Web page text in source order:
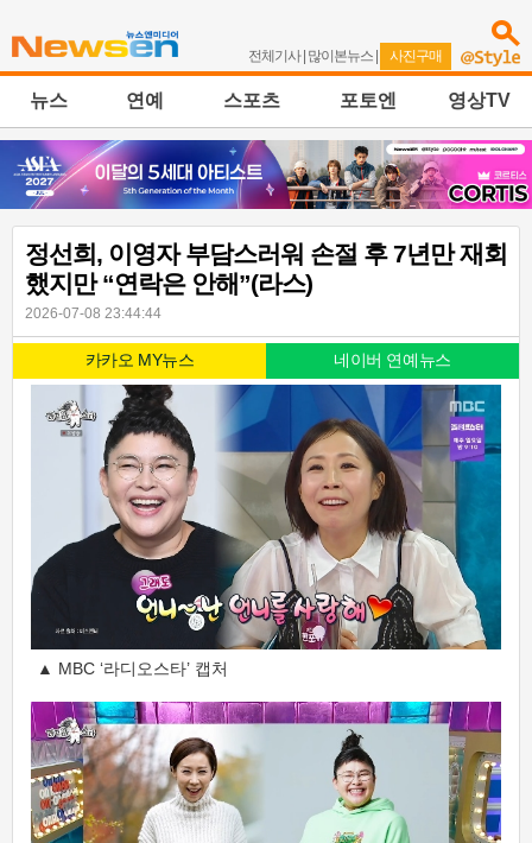
전체기사| 많이본뉴스 | 사진구매
뉴스 연예 스포츠 포토엔 영상TV
정선희, 이영자 부담스러워 손절 후 7년만 재회
했지만 “연락은 안해”(라스)
2026-07-08 23:44:44
카카오 MY뉴스 네이버 연예뉴스
▲ MBC ‘라디오스타’ 캡처